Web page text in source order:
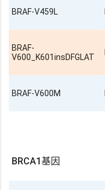
BRAF-V459L
BRAF-
V600_K601insDFGLAT
BRAF-V600M
BRCA1基因